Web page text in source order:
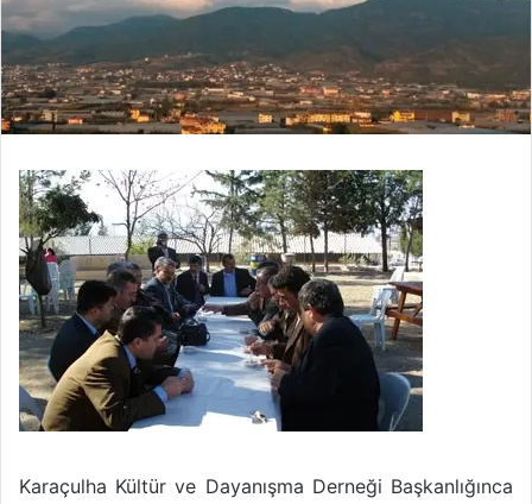
Karaçulha Kültür ve Dayanışma Derneği Başkanlığınca